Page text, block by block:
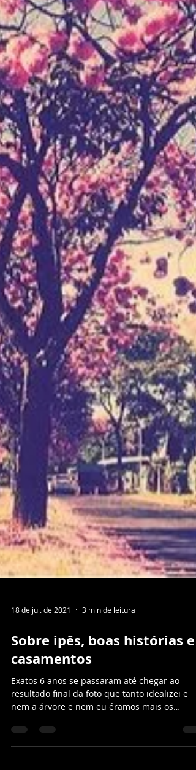
18 de jul. de 2021 3 min de leitura
casamentos
Exatos 6 anos se passaram até chegar ao
resultado final da foto que tanto idealizei e
mesmos